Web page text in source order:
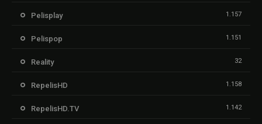
Pelisplay 1.157
Pelispop 1.151
Reality 32
RepelisHD 1.158
RepelisHD.TV 1.142